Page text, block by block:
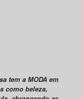
tem a MODA em
como beleza,